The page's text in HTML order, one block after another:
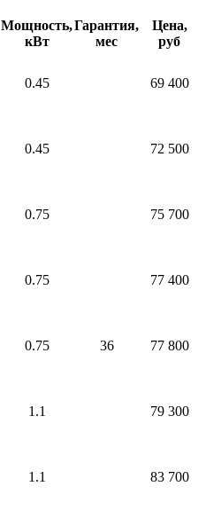
Мощность,
кВт
Гарантия,
мес
Цена,
руб
0.45
36
69 400
0.45 72 500
0.75 75 700
0.75 77 400
0.75 77 800
1.1 79 300
1.1 83 700